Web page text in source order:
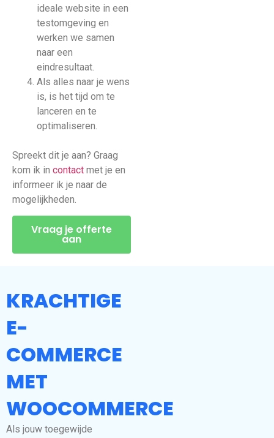
ideale website in een
testomgeving en
werken we samen
naar een
eindresultaat.
Als alles naar je wens
is, is het tijd om te
lanceren en te
optimaliseren.
Spreekt dit je aan? Graag
kom ik in contact met je en
informeer ik je naar de
mogelijkheden.
Vraag je offerte
aan
KRACHTIGE
E-
COMMERCE
MET
WOOCOMMERCE
Als jouw toegewijde